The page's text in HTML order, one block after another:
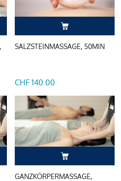
SALZSTEINMASSAGE, 50MIN
CHF 140.00
GANZKÖRPERMASSAGE,